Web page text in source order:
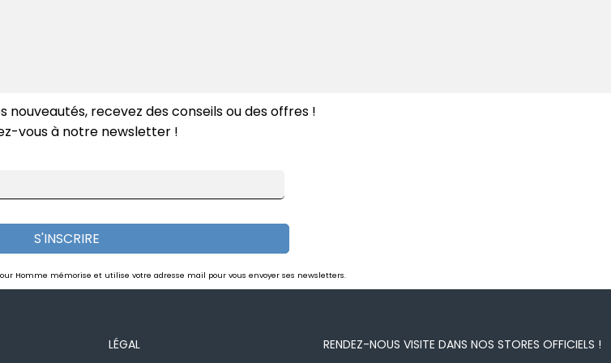
nouveautés, recevez des conseils ou des offres !
vous à notre newsletter !
S'INSCRIRE
Homme mémorise et utilise votre adresse mail pour vous envoyer ses newsletters.
LÉGAL RENDEZ-NOUS VISITE DANS NOS STORES OFFICIELS !